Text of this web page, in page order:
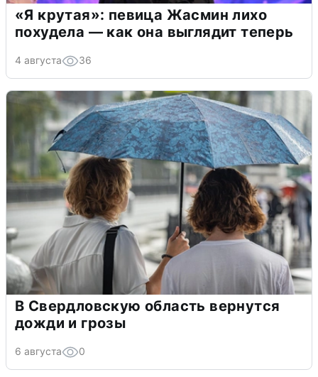
«Я крутая»: певица Жасмин лихо
похудела — как она выглядит теперь
4 августа 36
В Свердловскую область вернутся
дожди и грозы
6 августа 0